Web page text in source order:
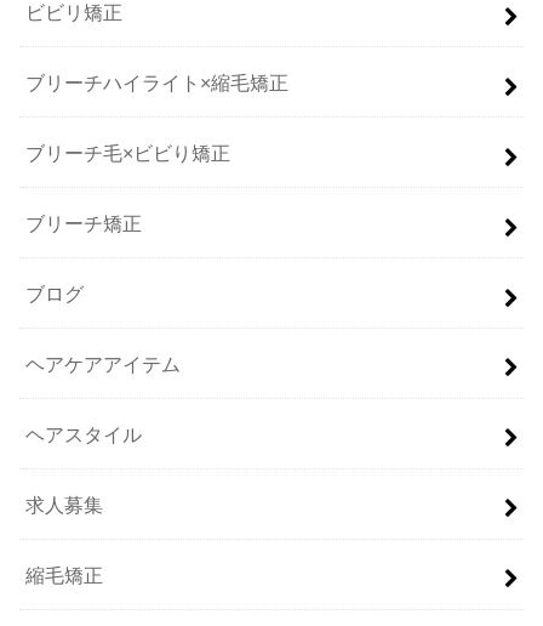
ビビリ矯正
ブリーチハイライト×縮毛矯正
ブリーチ毛×ビビり矯正
ブリーチ矯正
ブログ
ヘアケアアイテム
ヘアスタイル
求人募集
縮毛矯正